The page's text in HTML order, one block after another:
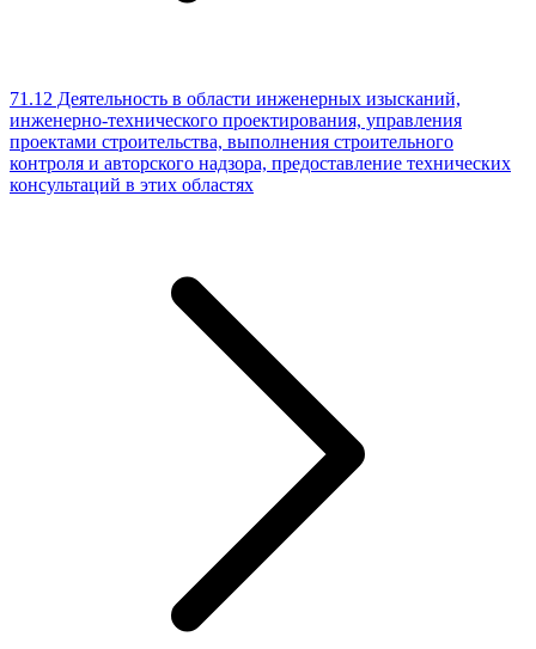
71.12 Деятельность в области инженерных изысканий,
инженерно-технического проектирования, управления
проектами строительства, выполнения строительного
контроля и авторского надзора, предоставление технических
консультаций в этих областях